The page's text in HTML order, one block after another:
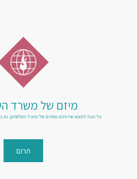
מיזם של משרד
על מנת למצוא שירותים נוספים של משרד השלוחים, נא
תרום